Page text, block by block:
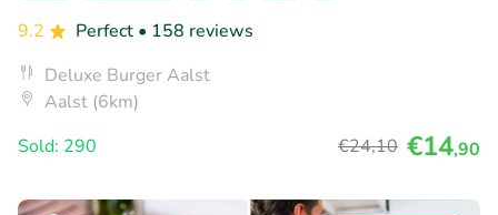
9.2
Perfect • 158 reviews
Deluxe Burger Aalst
Aalst (6km)
Sold: 290
€24,10 €14,90